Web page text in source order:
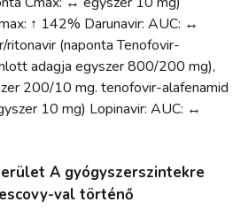
↑ 142% Darunavir: AUC: ↔
(naponta Tenofovir-
adagja egyszer 800/200 mg),
200/10 mg. tenofovir-alafenamid
10 mg) Lopinavir: AUC: ↔
A gyógyszerszintekre
val történő